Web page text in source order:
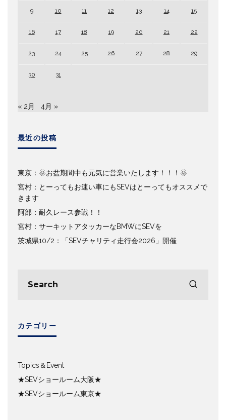
9 10 11 12 13 14 15
16 17 18 19 20 21 22
23 24 25 26 27 28 29
30 31
« 2月 4月 »
最近の投稿
東京：🌞お盆期間中も元気に営業いたします！！！🌞
宮村：とーってもお速い車にもSEVはとーってもオススメで
きます
阿部：耐久レース参戦！！
宮村：サーキットアタッカーなBMWにSEVを
茨城県10/2：「SEVチャリティ走行会2026」開催
カテゴリー
Topics＆Event
★SEVショールーム大阪★
★SEVショールーム東京★